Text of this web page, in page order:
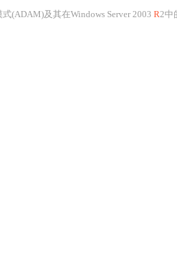
(ADAM)及其在Windows Server 2003 R2中